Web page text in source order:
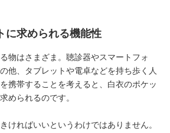
に求められる機能性
物はさまざま。聴診器やスマートフォ
他、タブレットや電卓などを持ち歩く人
携帯することを考えると、白衣のポケッ
められるのです。
ければいいというわけではありません。